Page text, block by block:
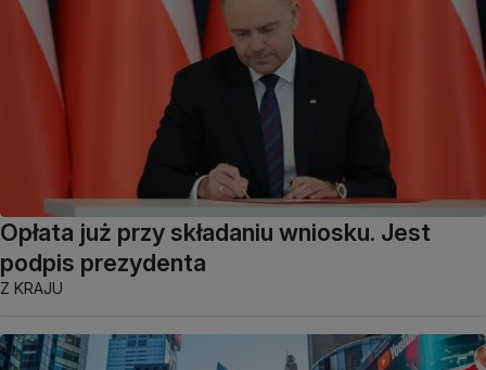
Opłata już przy składaniu wniosku. Jest
podpis prezydenta
Z KRAJU